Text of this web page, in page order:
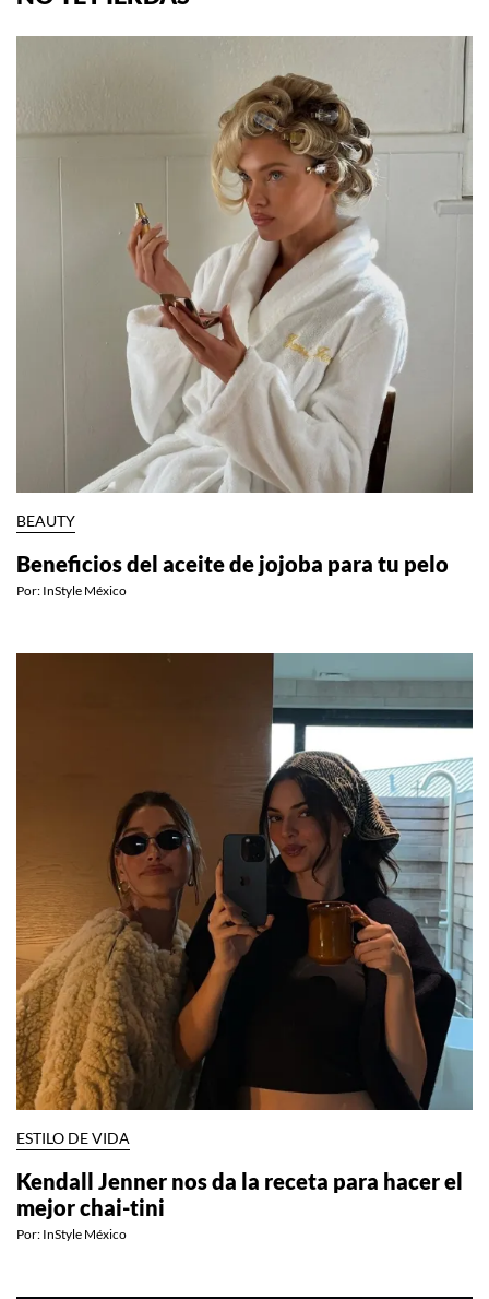
BEAUTY
Beneficios del aceite de jojoba para tu pelo
Por: InStyle México
ESTILO DE VIDA
Kendall Jenner nos da la receta para hacer el
mejor chai-tini
Por: InStyle México